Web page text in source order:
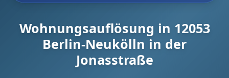
Wohnungsauflösung in 12053
Berlin-Neukölln in der
Jonasstraße